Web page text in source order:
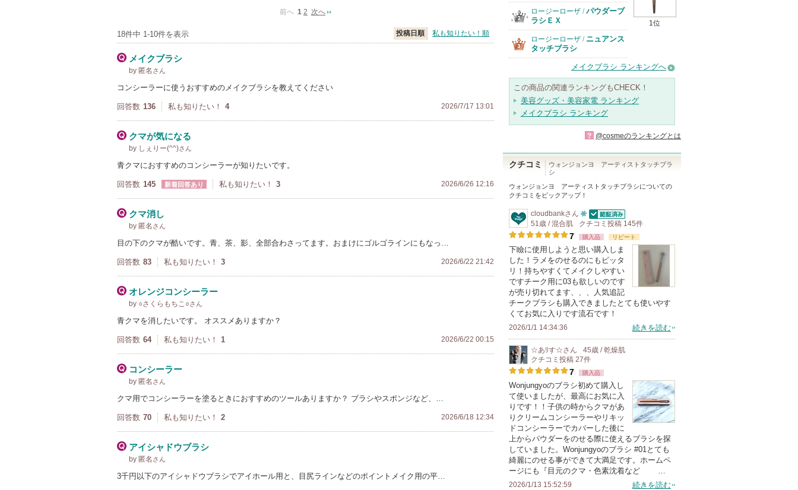
前へ 1 2 次へ
18件中 1-10件を表示 投稿日順 私も知りたい！順
メイクブラシ
by 匿名 さん
コンシーラーに使うおすすめのメイクブラシを教えてください
回答数 136 私も知りたい！ 4 2026/7/17 13:01
クマが気になる
by しぇりー(^^)さん
青クマにおすすめのコンシーラーが知りたいです。
回答数 145 新着回答あり 私も知りたい！ 3 2026/6/26 12:16
クマ消し
by 匿名 さん
目の下のクマが酷いです。青、茶、影、全部合わさってます。おまけにゴルゴラインにもなっ…
回答数 83 私も知りたい！ 3 2026/6/22 21:42
オレンジコンシーラー
by ○さくらもちこ○さん
青クマを消したいです。 オススメありますか？
回答数 64 私も知りたい！ 1 2026/6/22 00:15
コンシーラー
by 匿名 さん
クマ用でコンシーラーを塗るときにおすすめのツールありますか？ ブラシやスポンジなど、…
回答数 70 私も知りたい！ 2 2026/6/18 12:34
アイシャドウブラシ
by 匿名 さん
3千円以下のアイシャドウブラシでアイホール用と、目尻ラインなどのポイントメイク用の平…
1位
ロージーローザ / パウダーブ
ラシＥＸ
ロージーローザ / ニュアンス
タッチブラシ
メイクブラシ ランキングへ
この商品の関連ランキングもCHECK！
美容グッズ・美容家電 ランキング
メイクブラシ ランキング
? @cosmeのランキングとは
クチコミ
ウォンジョンヨ アーティストタッチブラ
シ
ウォンジョンヨ アーティストタッチブラシについての
クチコミをピックアップ！
cloudbankさん
10
人
以
上
の
メ
ン
ー
に
お
に
入
り
登
録
さ
認証済
51歳 / 混合肌 クチコミ投稿 145件
7 購入品 リピート
下瞼に使用しようと思い購入しま
した！ラメをのせるのにもピッタ
リ！持ちやすくてメイクしやすい
ですチーク用に03も欲しいのです
が売り切れてます、、、人気追記
チークブラシも購入できましたとても使いやす
くてお気に入りです流石です！
2026/1/1 14:34:36 続きを読む
☆あﾘす☆さん
45歳 / 乾燥肌
クチコミ投稿 27件
7 購入品
Wonjungyoのブラシ初めて購入し
て使いましたが、最高にお気に入
りです！！子供の時からクマがあ
りクリームコンシーラーやリキッ
ドコンシーラーでカバーした後に
上からパウダーをのせる際に使えるブラシを探
していました。Wonjungyoのブラシ #01とても
綺麗にのせる事ができて大満足です。ホームペ
ージにも『目元のクマ・色素沈着など …
2026/1/13 15:52:59 続きを読む